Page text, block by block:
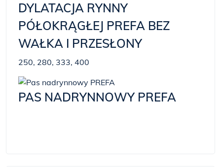
DYLATACJA RYNNY
PÓŁOKRĄGŁEJ PREFA BEZ
WAŁKA I PRZESŁONY
250, 280, 333, 400
PAS NADRYNNOWY PREFA